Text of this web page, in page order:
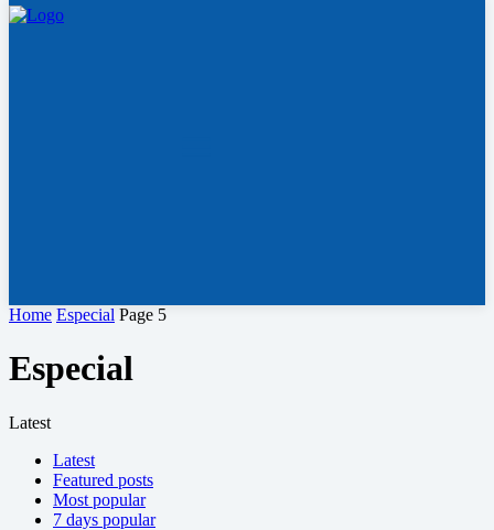
Home Especial Page 5
Especial
Latest
Latest
Featured posts
Most popular
7 days popular